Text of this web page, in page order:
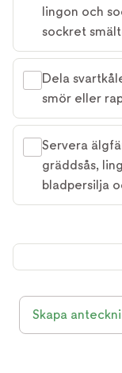
lingon och
sockret
Dela
smör eller
Servera
gräddsås,
bladpersilja
Skapa